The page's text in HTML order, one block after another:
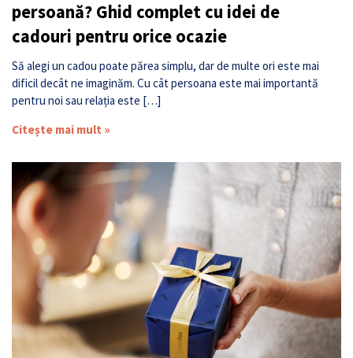
persoană? Ghid complet cu idei de
cadouri pentru orice ocazie
Să alegi un cadou poate părea simplu, dar de multe ori este mai
dificil decât ne imaginăm. Cu cât persoana este mai importantă
pentru noi sau relația este […]
Citește mai mult »